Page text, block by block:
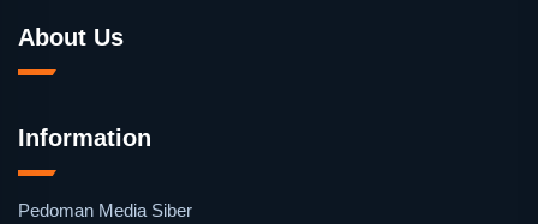
About Us
Information
Pedoman Media Siber